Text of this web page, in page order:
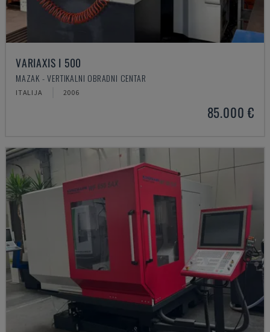
VARIAXIS I 500
MAZAK - VERTIKALNI OBRADNI CENTAR
ITALIJA 2006
85.000 €